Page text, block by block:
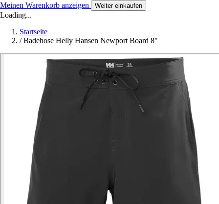
Meinen Warenkorb anzeigen Weiter einkaufen
Loading...
Startseite
/ Badehose Helly Hansen Newport Board 8"